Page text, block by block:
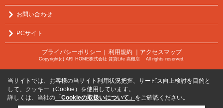
お問い合わせ
PCサイト
プライバシーポリシー 利用規約 ｜アクセスマップ
Copyright(c) ARI HOME株式会社 賃貸Life 高槻店 All rights reserved.
当サイトでは、お客様の当サイト利用状況把握、サービス向上検討を目的と
して、クッキー（Cookie）を使用しています。
詳しくは、当社の 「Cookieの取扱いについて」 をご確認ください。